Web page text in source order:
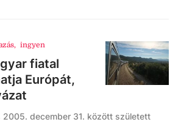
, ingyen
fiatal
Európát,
2005. december 31. között született